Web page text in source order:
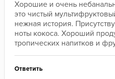
Хорошие и очень
это чистый
нежная история.
ноты кокоса. Хороший
тропических напитков и
Ответить